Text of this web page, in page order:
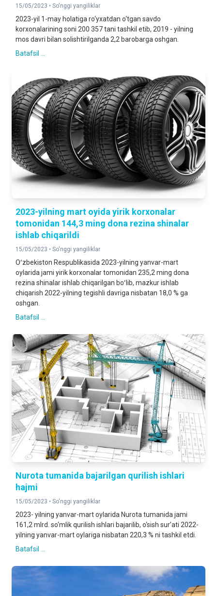
15/05/2023 • So'nggi yangiliklar
2023-yil 1-may holatiga ro‘yxatdan o‘tgan savdo
korxonalarining soni 200 357 tani tashkil etib, 2019 - yilning
mos davri bilan solishtirilganda 2,2 barobarga oshgan.
Batafsil ...
2023-yilning mart oyida yirik korxonalar
tomonidan 144,3 ming dona rezina shinalar
ishlab chiqarildi
15/05/2023 • So'nggi yangiliklar
Oʻzbekiston Respublikasida 2023-yilning yanvar-mart
oylarida jami yirik korxonalar tomonidan 235,2 ming dona
rezina shinalar ishlab chiqarilgan boʻlib, mazkur ishlab
chiqarish 2022-yilning tegishli davriga nisbatan 18,0 % ga
oshgan.
Batafsil ...
Nurota tumanida bajarilgan qurilish ishlari
hajmi
15/05/2023 • So'nggi yangiliklar
2023- yilning yanvar-mart oylarida Nurota tumanida jami
161,2 mlrd. so‘mlik qurilish ishlari bajarilib, o‘sish sur’ati 2022-
yilning yanvar-mart oylariga nisbatan 220,3 % ni tashkil etdi.
Batafsil ...